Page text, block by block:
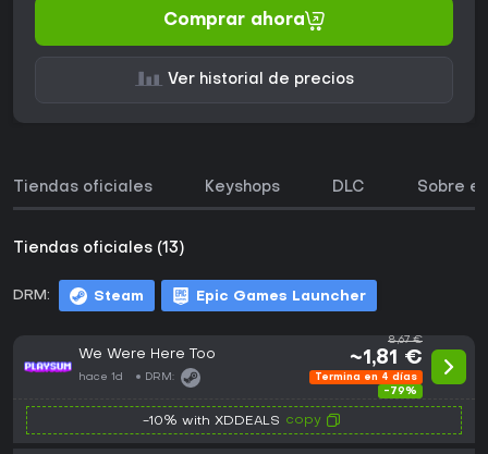
Comprar ahora
Ver historial de precios
Tiendas oficiales Keyshops DLC Sobre
Tiendas oficiales (13)
DRM: Steam Epic Games Launcher
We Were Here Too
hace 1d DRM:
8,67 €
~1,81 €
Termina en 4 días
-79%
-10% with XDDEALS copy